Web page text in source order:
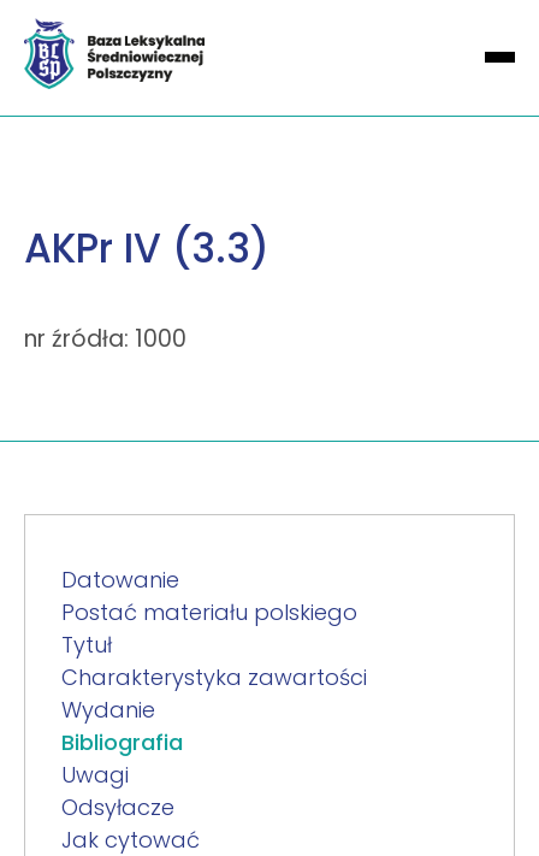
AKPr IV (3.3)
nr źródła: 1000
Datowanie
Postać materiału polskiego
Tytuł
Charakterystyka zawartości
Wydanie
Bibliografia
Uwagi
Odsyłacze
Jak cytować